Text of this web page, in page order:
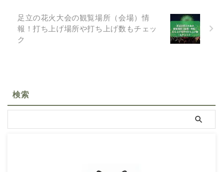
足立の花火大会の観覧場所（会場）情
報！打ち上げ場所や打ち上げ数もチェッ
ク
検索